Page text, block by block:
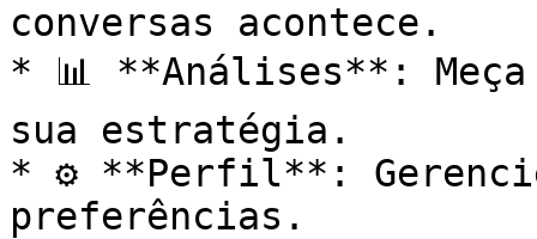
conversas acontece.
* 📊 **Análises**:
sua estratégia.
* ⚙️ **Perfil**:
preferências.